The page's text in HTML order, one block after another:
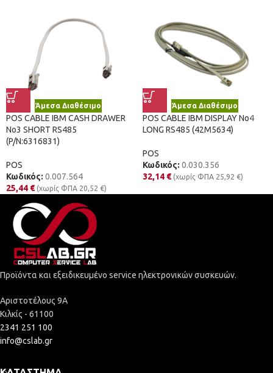
Άμεσα Διαθέσιμο
POS CABLE IBM CASH DRAWER
No3 SHORT RS485
(P/N:6316831)
POS
Κωδικός: 0.007.564
25,44 € (χωρίς ΦΠΑ 20,52 €)
Άμεσα Διαθέσιμο
POS CABLE IBM DISPLAY No4
LONG RS485 (42M5634)
POS
Κωδικός: 0.030.356
32,14 € (χωρίς ΦΠΑ 25,92 €)
Προϊόντα και εξειδικευμένο service ηλεκτρονικών συσκευών.
Αριστοτέλους 9Α
Κιλκίς - 61100
2341 251 100
info@cslab.gr